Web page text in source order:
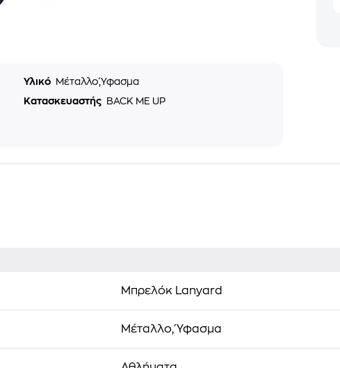
Υλικό
Μέταλλο,Ύφασμα
Κατασκευαστής BACK ME UP
Μπρελόκ Lanyard
Μέταλλο, Ύφασμα